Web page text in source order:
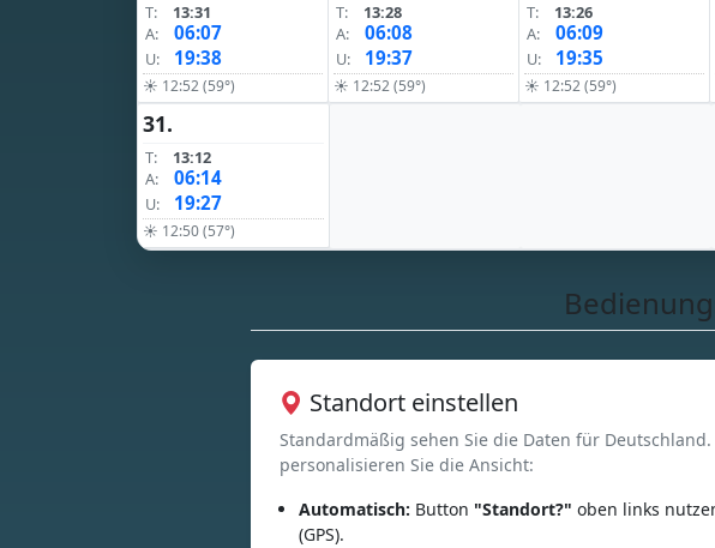
T:
13:31
A:
06:07
U: 19:38
☀ 12:52 (59°)
T:
13:28
A:
06:08
U: 19:37
☀ 12:52 (59°)
T:
13:26
A:
06:09
U: 19:35
☀ 12:52 (59°)
31.
T:
13:12
A:
06:14
U: 19:27
☀ 12:50 (57°)
Standort einstellen
Standardmäßig sehen Sie die Daten für Deutschland.
personalisieren Sie die Ansicht:
Automatisch: Button "Standort?" oben links
(GPS).